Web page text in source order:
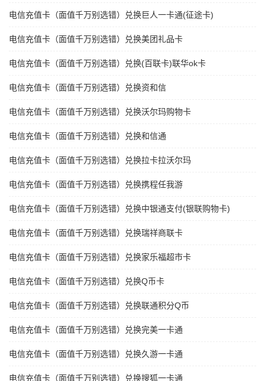
电信充值卡（面值千万别选错）兑换巨人一卡通(征途卡)
电信充值卡（面值千万别选错）兑换美团礼品卡
电信充值卡（面值千万别选错）兑换(百联卡)联华ok卡
电信充值卡（面值千万别选错）兑换资和信
电信充值卡（面值千万别选错）兑换沃尔玛购物卡
电信充值卡（面值千万别选错）兑换和信通
电信充值卡（面值千万别选错）兑换拉卡拉沃尔玛
电信充值卡（面值千万别选错）兑换携程任我游
电信充值卡（面值千万别选错）兑换中银通支付(银联购物卡)
电信充值卡（面值千万别选错）兑换瑞祥商联卡
电信充值卡（面值千万别选错）兑换家乐福超市卡
电信充值卡（面值千万别选错）兑换Q币卡
电信充值卡（面值千万别选错）兑换联通积分Q币
电信充值卡（面值千万别选错）兑换完美一卡通
电信充值卡（面值千万别选错）兑换久游一卡通
电信充值卡（面值千万别选错）兑换搜狐一卡通